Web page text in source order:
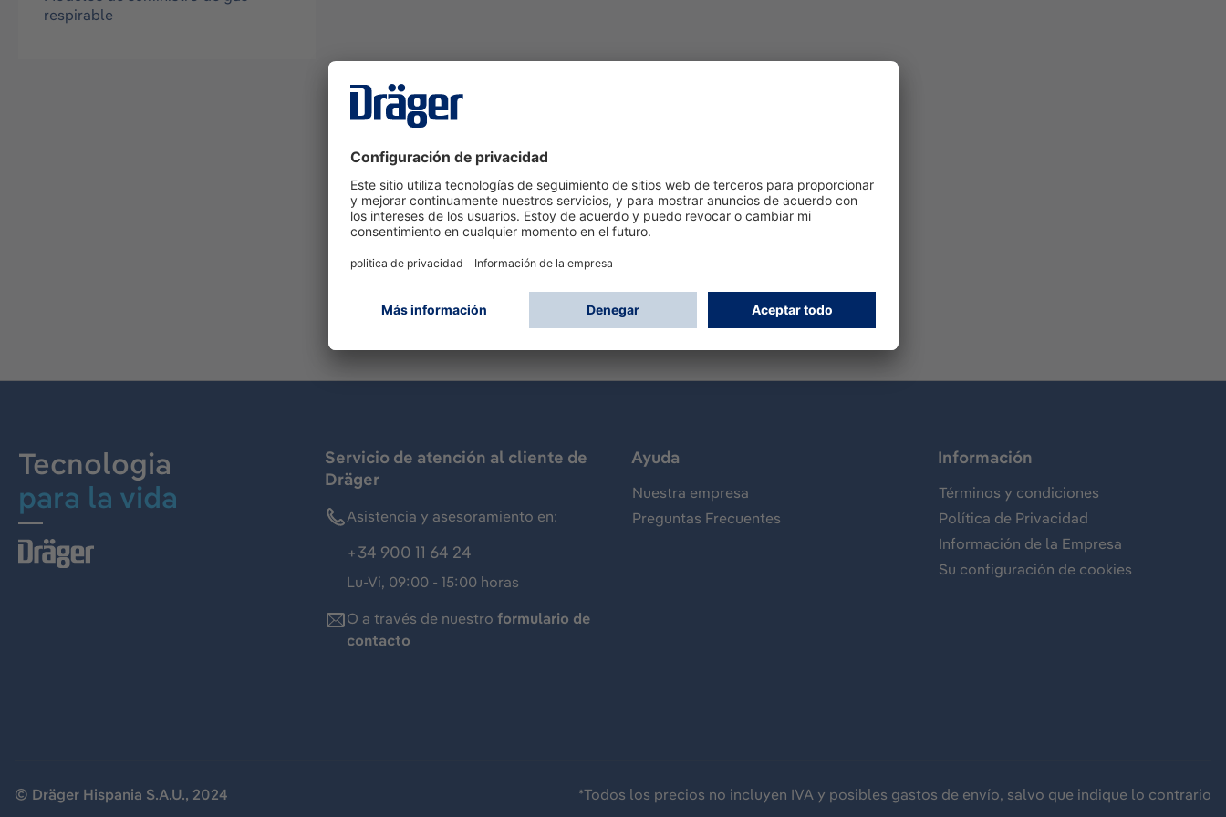
respirable
Tecnologia
para la vida
Servicio de atención al cliente de
Dräger
Asistencia y asesoramiento en:
+34 900 11 64 24
Lu-Vi, 09:00 - 15:00 horas
O a través de nuestro formulario de
contacto
Ayuda
Nuestra empresa
Preguntas Frecuentes
Información
Términos y condiciones
Política de Privacidad
Información de la Empresa
Su configuración de cookies
© Dräger Hispania S.A.U., 2024 *Todos los precios no incluyen IVA y posibles gastos de envío, salvo que indique lo contrario